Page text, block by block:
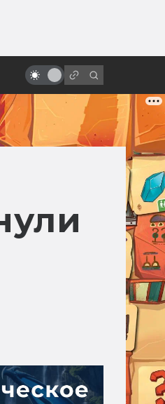
войн»